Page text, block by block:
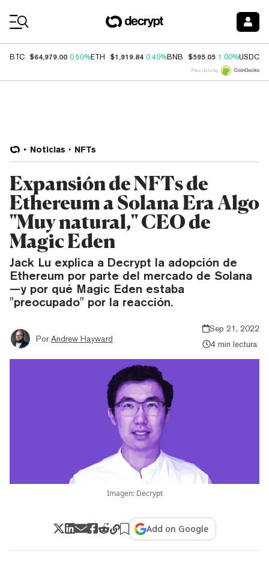
BTC $64,979.00 0.50%ETH $1,919.84 0.40%BNB $595.05 1.00%USDC
Price data by
Noticias NFTs
Expansión de NFTs de
Ethereum a Solana Era Algo
"Muy natural," CEO de
Magic Eden
Jack Lu explica a Decrypt la adopción de
Ethereum por parte del mercado de Solana
—y por qué Magic Eden estaba
"preocupado" por la reacción.
Por Andrew Hayward
Sep 21, 2022
4 min lectura
Imagen: Decrypt
Add on Google